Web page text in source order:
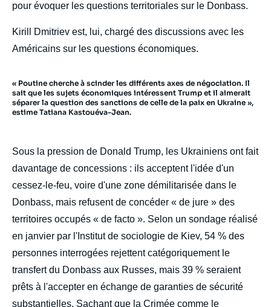
pour évoquer les questions territoriales sur le Donbass.
Kirill Dmitriev est, lui, chargé des discussions avec les
Américains sur les questions économiques.
« Poutine cherche à scinder les différents axes de négociation. Il
sait que les sujets économiques intéressent Trump et il aimerait
séparer la question des sanctions de celle de la paix en Ukraine »,
estime Tatiana Kastouéva-Jean.
Sous la pression de Donald Trump, les Ukrainiens ont fait
davantage de concessions : ils acceptent l'idée d'un
cessez-le-feu, voire d'une zone démilitarisée dans le
Donbass, mais refusent de concéder « de jure » des
territoires occupés « de facto ». Selon un sondage réalisé
en janvier par l'Institut de sociologie de Kiev, 54 % des
personnes interrogées rejettent catégoriquement le
transfert du Donbass aux Russes, mais 39 % seraient
prêts à l'accepter en échange de garanties de sécurité
substantielles. Sachant que la Crimée comme le